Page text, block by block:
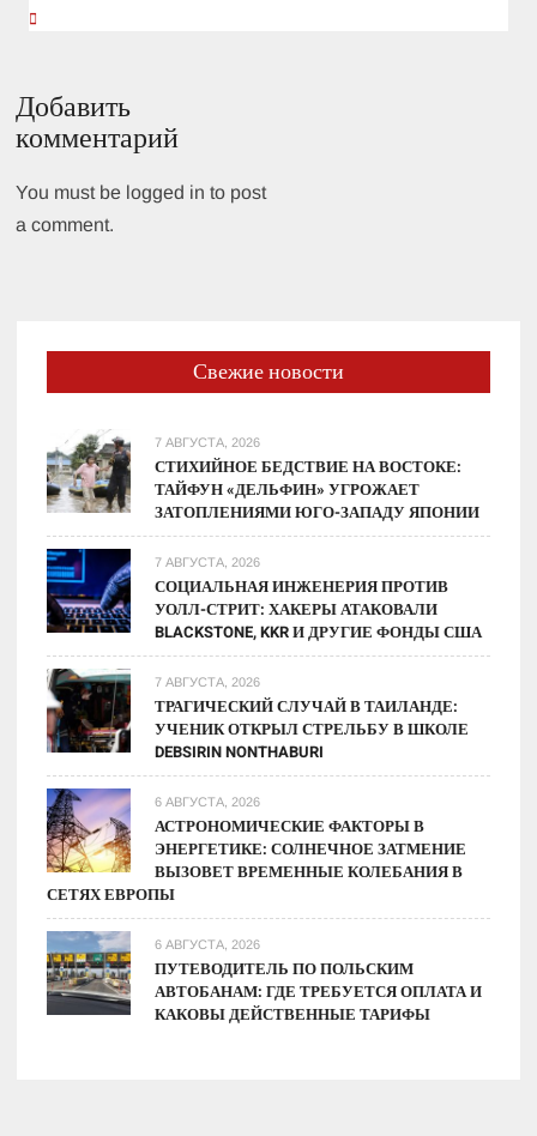
Добавить
комментарий
You must be logged in to post
a comment.
Свежие новости
7 АВГУСТА, 2026
СТИХИЙНОЕ БЕДСТВИЕ НА ВОСТОКЕ:
ТАЙФУН «ДЕЛЬФИН» УГРОЖАЕТ
ЗАТОПЛЕНИЯМИ ЮГО-ЗАПАДУ ЯПОНИИ
7 АВГУСТА, 2026
СОЦИАЛЬНАЯ ИНЖЕНЕРИЯ ПРОТИВ
УОЛЛ-СТРИТ: ХАКЕРЫ АТАКОВАЛИ
BLACKSTONE, KKR И ДРУГИЕ ФОНДЫ США
7 АВГУСТА, 2026
ТРАГИЧЕСКИЙ СЛУЧАЙ В ТАИЛАНДЕ:
УЧЕНИК ОТКРЫЛ СТРЕЛЬБУ В ШКОЛЕ
DEBSIRIN NONTHABURI
6 АВГУСТА, 2026
АСТРОНОМИЧЕСКИЕ ФАКТОРЫ В
ЭНЕРГЕТИКЕ: СОЛНЕЧНОЕ ЗАТМЕНИЕ
ВЫЗОВЕТ ВРЕМЕННЫЕ КОЛЕБАНИЯ В
СЕТЯХ ЕВРОПЫ
6 АВГУСТА, 2026
ПУТЕВОДИТЕЛЬ ПО ПОЛЬСКИМ
АВТОБАНАМ: ГДЕ ТРЕБУЕТСЯ ОПЛАТА И
КАКОВЫ ДЕЙСТВЕННЫЕ ТАРИФЫ